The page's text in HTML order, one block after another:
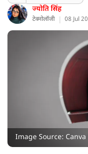
ज्योति सिंह
टेक्नोलॉजी 08 Jul
Image Source: